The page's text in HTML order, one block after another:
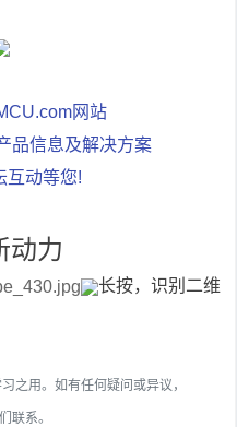
网站
品信息及解决方案
互动等您!
动力
长按，识别二维
之用。如有任何疑问或异议，
联系。